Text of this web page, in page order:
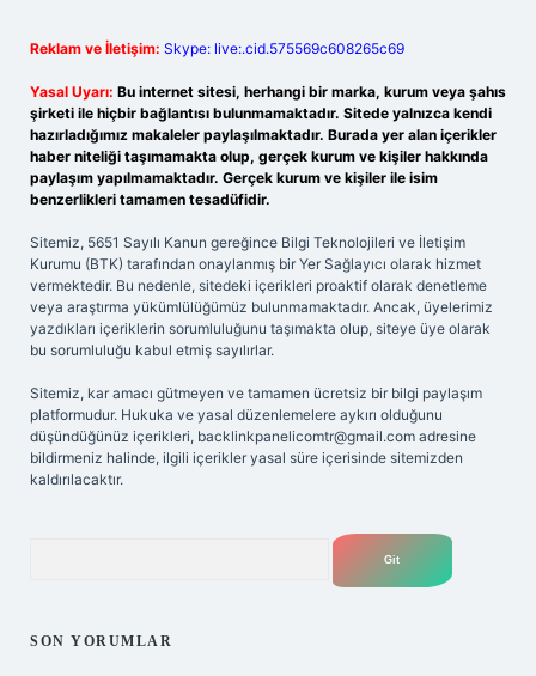
Reklam ve İletişim: Skype: live:.cid.575569c608265c69
Yasal Uyarı: Bu internet sitesi, herhangi bir marka, kurum veya şahıs
şirketi ile hiçbir bağlantısı bulunmamaktadır. Sitede yalnızca kendi
hazırladığımız makaleler paylaşılmaktadır. Burada yer alan içerikler
haber niteliği taşımamakta olup, gerçek kurum ve kişiler hakkında
paylaşım yapılmamaktadır. Gerçek kurum ve kişiler ile isim
benzerlikleri tamamen tesadüfidir.
Sitemiz, 5651 Sayılı Kanun gereğince Bilgi Teknolojileri ve İletişim
Kurumu (BTK) tarafından onaylanmış bir Yer Sağlayıcı olarak hizmet
vermektedir. Bu nedenle, sitedeki içerikleri proaktif olarak denetleme
veya araştırma yükümlülüğümüz bulunmamaktadır. Ancak, üyelerimiz
yazdıkları içeriklerin sorumluluğunu taşımakta olup, siteye üye olarak
bu sorumluluğu kabul etmiş sayılırlar.
Sitemiz, kar amacı gütmeyen ve tamamen ücretsiz bir bilgi paylaşım
platformudur. Hukuka ve yasal düzenlemelere aykırı olduğunu
düşündüğünüz içerikleri, backlinkpanelicomtr@gmail.com adresine
bildirmeniz halinde, ilgili içerikler yasal süre içerisinde sitemizden
kaldırılacaktır.
SON YORUMLAR